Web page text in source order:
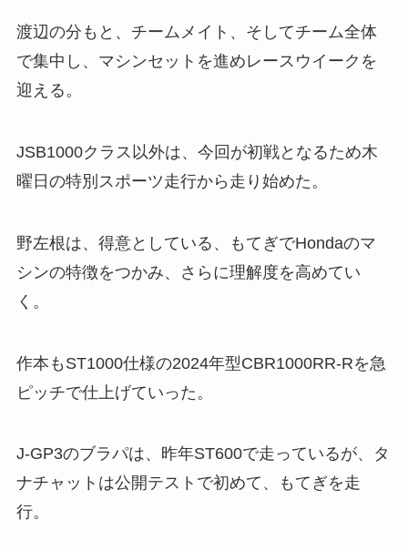
渡辺の分もと、チームメイト、そしてチーム全体
で集中し、マシンセットを進めレースウイークを
迎える。
JSB1000クラス以外は、今回が初戦となるため木
曜日の特別スポーツ走行から走り始めた。
野左根は、得意としている、もてぎでHondaのマ
シンの特徴をつかみ、さらに理解度を高めてい
く。
作本もST1000仕様の2024年型CBR1000RR-Rを急
ピッチで仕上げていった。
J-GP3のブラパは、昨年ST600で走っているが、タ
ナチャットは公開テストで初めて、もてぎを走
行。